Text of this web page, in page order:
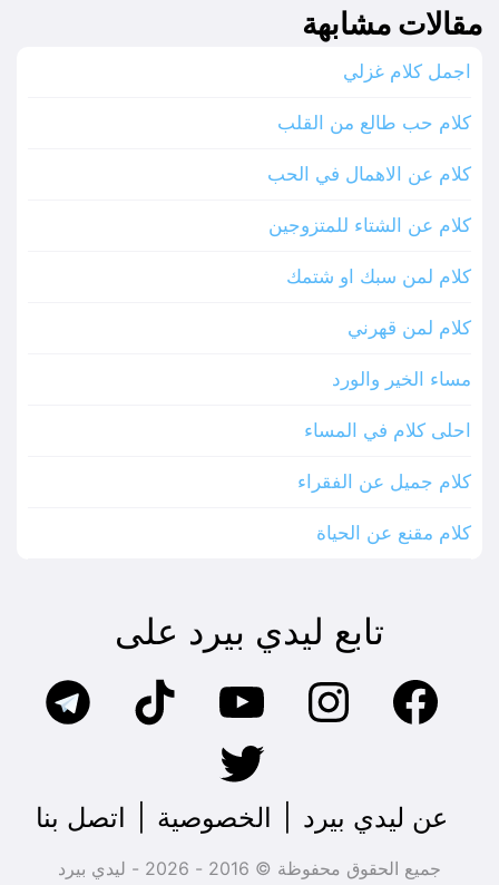
مقالات مشابهة
اجمل كلام غزلي
كلام حب طالع من القلب
كلام عن الاهمال في الحب
كلام عن الشتاء للمتزوجين
كلام لمن سبك او شتمك
كلام لمن قهرني
مساء الخير والورد
احلى كلام في المساء
كلام جميل عن الفقراء
كلام مقنع عن الحياة
تابع ليدي بيرد على
عن ليدي بيرد الخصوصية اتصل بنا
جميع الحقوق محفوظة © 2016 - 2026 - ليدي بيرد